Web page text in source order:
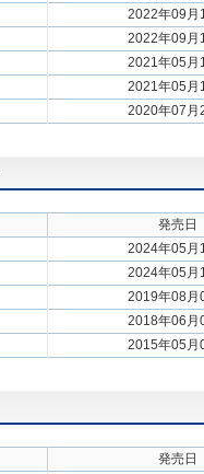
2022年09月
2022年09月
2021年05月
2021年05月
2020年07月
発売日
2024年05月
2024年05月
2019年08月
2018年06月
2015年05月
発売日